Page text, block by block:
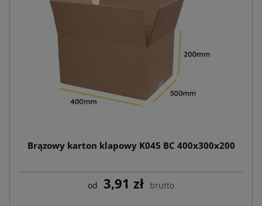
Brązowy karton klapowy K045 BC 400x300x200
od 3,91 zł brutto